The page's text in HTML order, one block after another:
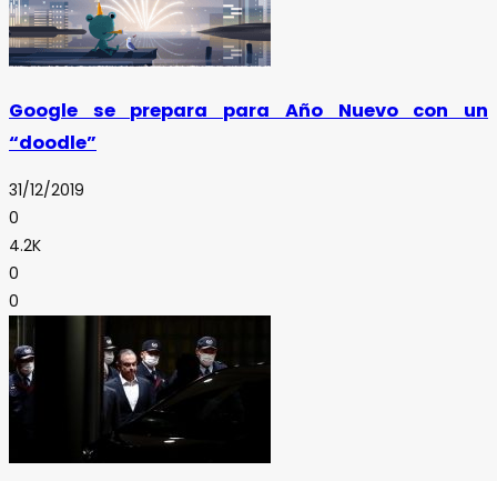
Google se prepara para Año Nuevo con un
“doodle”
31/12/2019
0
4.2K
0
0